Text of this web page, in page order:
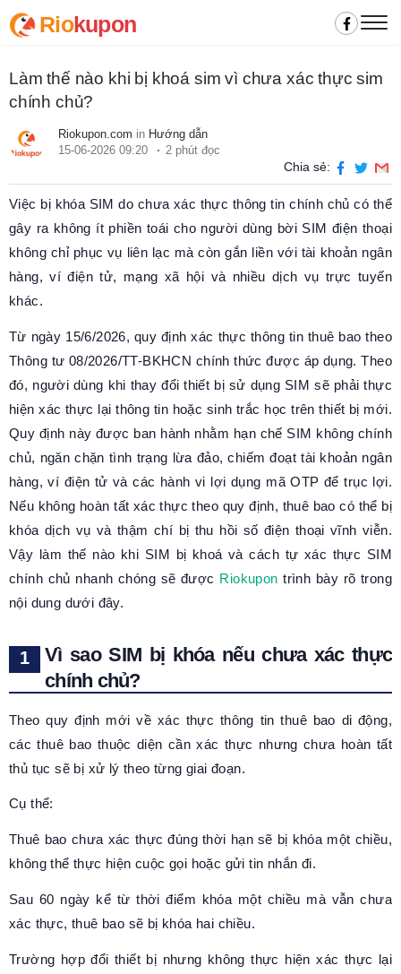
Riokupon
Làm thế nào khi bị khoá sim vì chưa xác thực sim
chính chủ?
Riokupon.com in Hướng dẫn
15-06-2026 09:20
2 phút đọc
Chia sẻ:
Việc bị khóa SIM do chưa xác thực thông tin chính chủ có thể
gây ra không ít phiền toái cho người dùng bời SIM điện thoại
không chỉ phục vụ liên lạc mà còn gắn liền với tài khoản ngân
hàng, ví điện tử, mạng xã hội và nhiều dịch vụ trực tuyến
khác.
Từ ngày 15/6/2026, quy định xác thực thông tin thuê bao theo
Thông tư 08/2026/TT-BKHCN chính thức được áp dụng. Theo
đó, người dùng khi thay đổi thiết bị sử dụng SIM sẽ phải thực
hiện xác thực lại thông tin hoặc sinh trắc học trên thiết bị mới.
Quy định này được ban hành nhằm hạn chế SIM không chính
chủ, ngăn chặn tình trạng lừa đảo, chiếm đoạt tài khoản ngân
hàng, ví điện tử và các hành vi lợi dụng mã OTP để trục lợi.
Nếu không hoàn tất xác thực theo quy định, thuê bao có thể bị
khóa dịch vụ và thậm chí bị thu hồi số điện thoại vĩnh viễn.
Vậy làm thế nào khi SIM bị khoá và cách tự xác thực SIM
chính chủ nhanh chóng sẽ được Riokupon trình bày rõ trong
nội dung dưới đây.
Vì sao SIM bị khóa nếu chưa xác thực
chính chủ?
Theo quy định mới về xác thực thông tin thuê bao di động,
các thuê bao thuộc diện cần xác thực nhưng chưa hoàn tất
thủ tục sẽ bị xử lý theo từng giai đoạn.
Cụ thể:
Thuê bao chưa xác thực đúng thời hạn sẽ bị khóa một chiều,
không thể thực hiện cuộc gọi hoặc gửi tin nhắn đi.
Sau 60 ngày kể từ thời điểm khóa một chiều mà vẫn chưa
xác thực, thuê bao sẽ bị khóa hai chiều.
Trường hợp đổi thiết bị nhưng không thực hiện xác thực lại